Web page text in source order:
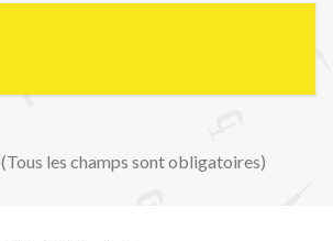
(Tous les champs sont obligatoires)